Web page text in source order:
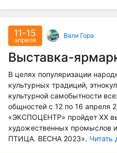
11-15
апреля
Вали Гора
Выставка-
В целях популяризации
культурных традиций,
культурной самобытности
общностей с 12 по 16 апреля
«ЭКСПОЦЕНТР» пройдет XX
художественных промыслов
ПТИЦА. ВЕСНА 2023». Читать